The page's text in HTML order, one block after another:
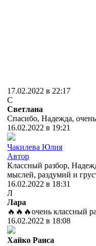
17.02.2022 в 22:17
С
Светлана
Спасибо, Надежда,
16.02.2022 в 19:21
Чакилева Юлия
Автор
Классный разбор,
мыслей, раздумий и
16.02.2022 в 18:31
Л
Лара
🔥🔥🔥очень классный
16.02.2022 в 18:08
Хайко Раиса